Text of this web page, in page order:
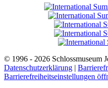
© 1996 - 2026 Schlossmuseum
Datenschutzerklärung |
Barrierefreiheitseinstellungen